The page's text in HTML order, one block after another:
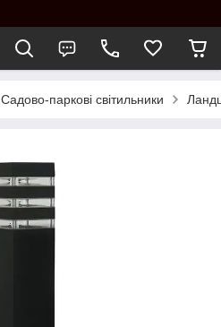
Садово-паркові світильники